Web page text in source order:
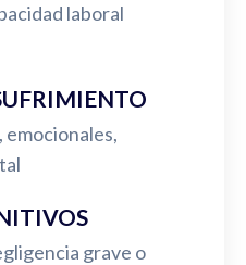
laboral
emocionales,
grave o